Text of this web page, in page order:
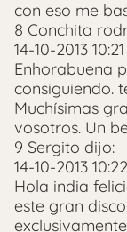
con eso me
8 Conchita
14-10-2013 10:21
Enhorabuena
consiguiendo.
Muchísimas
vosotros. Un
9 Sergito dijo:
14-10-2013 10:22
Hola india
este gran